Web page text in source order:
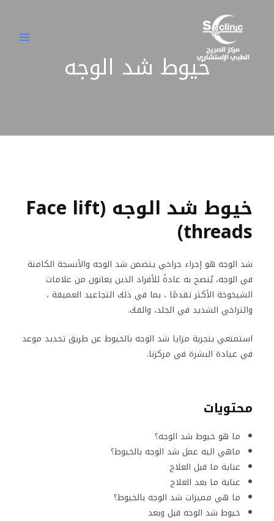
خيوط شد الوجه
خيوط شد الوجه (Face lift
threads)
شد الوجه هو إجراء جراحي يتضمن شد الوجه والأنسجة الكامنة
في الوجه، يُنصح به عادةً للأفراد الذين يعانون من علامات
الشيخوخة الأكثر تقدمًا ، بما في ذلك التجاعيد العميقة ،
والتراخي الشديد في الجلد، والفك.
استمتعي بتجربة مزايا شد الوجه بالخيوط عن طريق تحديد موعد
في عيادة البشرة في مركزنا.
محتويات
ما هو خيوط شد الوجه؟
ماهي اليه عمل شد الوجه بالخيوط؟
عناية ما قبل العلاج
عناية ما بعد العلاج
ما هي مميزات شد الوجه بالخيوط؟
خيوط شد الوجه قبل وبعد